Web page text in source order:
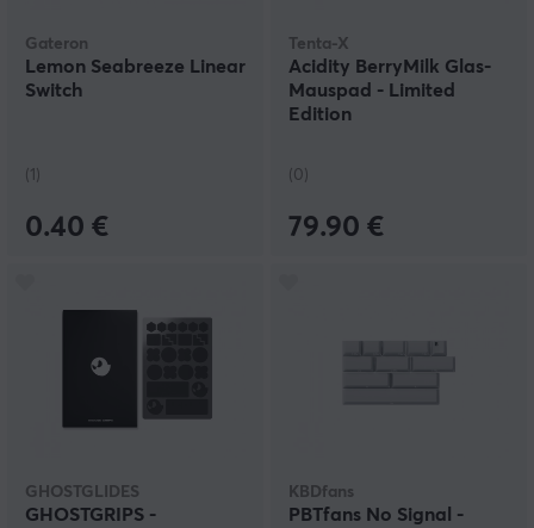
Gateron
Lemon Seabreeze Linear
Switch
(1)
0.40 €
Tenta-X
Acidity BerryMilk Glas-
Mauspad - Limited
Edition
(0)
79.90 €
GHOSTGLIDES
GHOSTGRIPS -
KBDfans
PBTfans No Signal -